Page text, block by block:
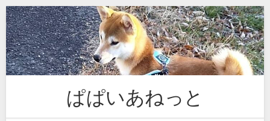
Skip
to
content
ぱぱいあねっと